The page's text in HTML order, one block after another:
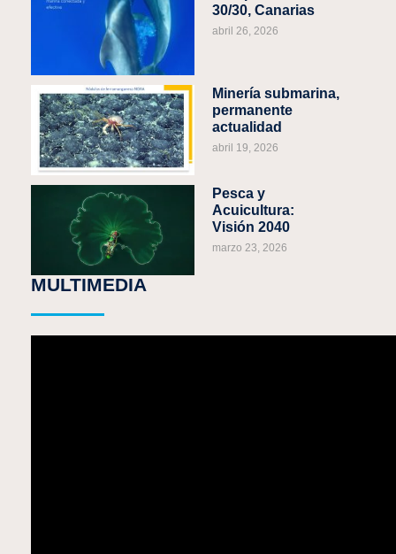
30/30, Canarias
abril 26, 2026
Minería submarina,
permanente
actualidad
abril 19, 2026
Pesca y
Acuicultura:
Visión 2040
marzo 23, 2026
MULTIMEDIA